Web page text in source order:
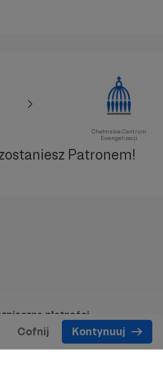
Cofnij Kontynuuj
Chełmskie Centrum
Ewangelizacji
Patronem!
płatności